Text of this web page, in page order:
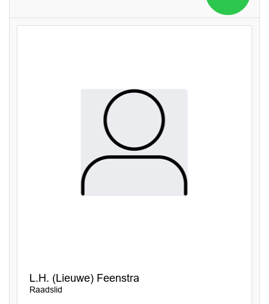
L.H. (Lieuwe) Feenstra
Raadslid